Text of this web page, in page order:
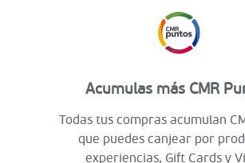
Acumulas más CMR
Todas tus compras acumulan
que puedes canjear por
experiencias, Gift Cards y